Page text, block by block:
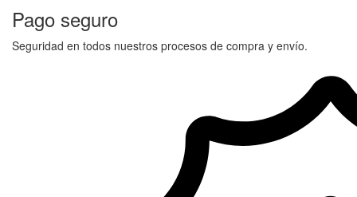
Pago seguro
Seguridad en todos nuestros procesos de compra y envío.